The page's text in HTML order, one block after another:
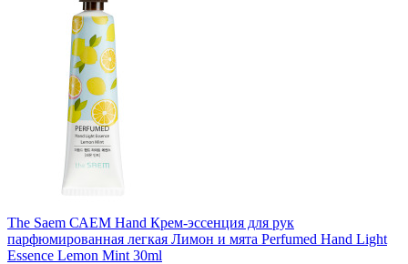
The Saem САЕМ Hand Крем-эссенция для рук
парфюмированная легкая Лимон и мята Perfumed Hand Light
Essence Lemon Mint 30ml